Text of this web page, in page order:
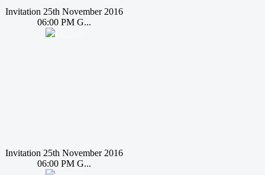
Invitation 25th November 2016
06:00 PM G...
Invitation 25th November 2016
06:00 PM G...